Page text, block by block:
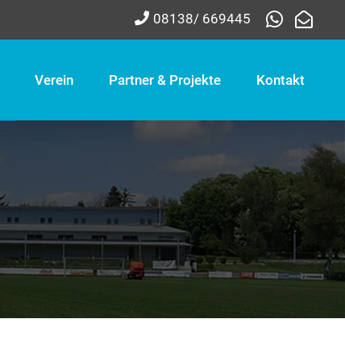
08138/ 669445
Verein Partner & Projekte Kontakt